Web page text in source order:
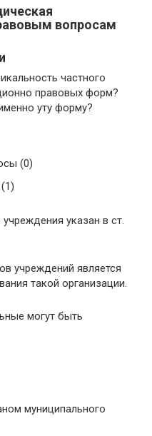
вопросам
частного
правовых форм?
уту форму?
(0)
указан в ст.
учреждений является
такой организации.
могут быть
муниципального